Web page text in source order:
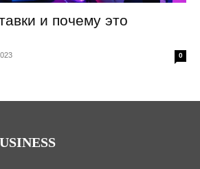
и почему это
0